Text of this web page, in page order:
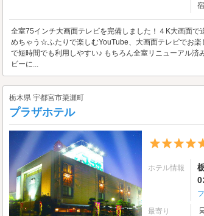
全室75インチ大画面テレビを完備しました！４K大画面
めちゃう☆ふたりで楽しむYouTube、大画面テレビでお
で短時間でも利用しやすい♪ もちろん全室リニューアル
ビーに...
栃木県 宇都宮市簗瀬町
プラザホテル
ホテル情報
最寄り